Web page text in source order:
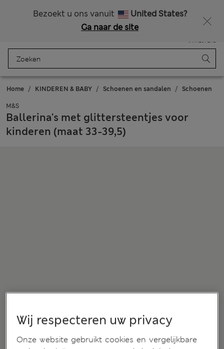
Bezoekt u ons vanuit
United States?
Ga naar de site
Winkelmand
Home KINDEREN & BABY Schoenen en sandalen Schoenen
M&S
Ballerina's met glittersteentjes voor
kinderen (maat 33-39,5)
Wij respecteren uw privacy
Onze website gebruikt cookies en vergelijkbare